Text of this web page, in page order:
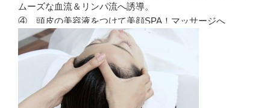
ムーズな血流＆リンパ流へ誘導。
④ 頭皮の美容液をつけて美顔SPA！マッサージへ